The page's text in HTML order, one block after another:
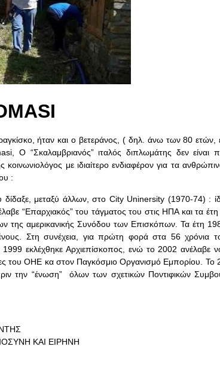
ήταν και ο βετεράνος, ( δηλ. άνω των 80
Ο “Σκαλαμβριανός” ιταλός διπλωμάτης δεν είναι
με ιδιαίτερο ενδιαφέρον για τα
:
δίδαξε, μεταξύ άλλων, στο City Uninersity (1970-74) :
“Επαρχιακός” του τάγματος του στις ΗΠΑ και τα
της αμερικανικής Συνόδου των Επισκόπων. Τα έτη
Στη συνέχεια, για πρώτη φορά στα 56 χρόνια
εκλέχθηκε Αρχιεπίσκοπος, ενώ το 2002 ανέλαβε
του ΟΗΕ κα στον Παγκόσμιο Οργανισμό Εμπορίου. Το
την “ένωση” όλων των σχετικών Ποντιφικών
ΚΑΙ ΕΙΡΗΝΗ